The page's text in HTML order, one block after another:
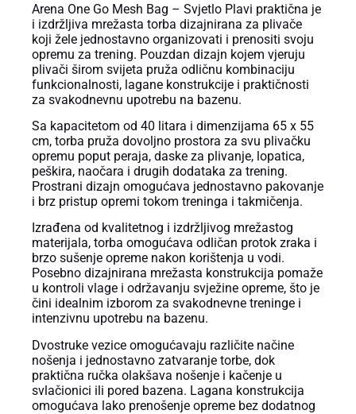
Arena One Go Mesh Bag – Svjetlo Plavi praktična je
i izdržljiva mrežasta torba dizajnirana za plivače
koji žele jednostavno organizovati i prenositi svoju
opremu za trening. Pouzdan dizajn kojem vjeruju
plivači širom svijeta pruža odličnu kombinaciju
funkcionalnosti, lagane konstrukcije i praktičnosti
za svakodnevnu upotrebu na bazenu.
Sa kapacitetom od 40 litara i dimenzijama 65 x 55
cm, torba pruža dovoljno prostora za svu plivačku
opremu poput peraja, daske za plivanje, lopatica,
peškira, naočara i drugih dodataka za trening.
Prostrani dizajn omogućava jednostavno pakovanje
i brz pristup opremi tokom treninga i takmičenja.
Izrađena od kvalitetnog i izdržljivog mrežastog
materijala, torba omogućava odličan protok zraka i
brzo sušenje opreme nakon korištenja u vodi.
Posebno dizajnirana mrežasta konstrukcija pomaže
u kontroli vlage i održavanju svježine opreme, što je
čini idealnim izborom za svakodnevne treninge i
intenzivnu upotrebu na bazenu.
Dvostruke vezice omogućavaju različite načine
nošenja i jednostavno zatvaranje torbe, dok
praktična ručka olakšava nošenje i kačenje u
svlačionici ili pored bazena. Lagana konstrukcija
omogućava lako prenošenje opreme bez dodatnog